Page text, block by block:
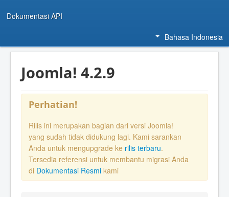
Dokumentasi API
Bahasa Indonesia
Joomla! 4.2.9
Perhatian!
Rilis ini merupakan bagian dari versi Joomla!
yang sudah tidak didukung lagi. Kami sarankan
Anda untuk mengupgrade ke rilis terbaru.
Tersedia referensi untuk membantu migrasi Anda
di Dokumentasi Resmi kami